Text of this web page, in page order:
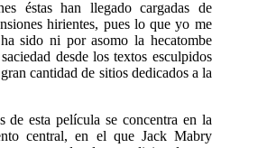
éstas han llegado cargadas de
hirientes, pues lo que yo me
sido ni por asomo la hecatombe
desde los textos esculpidos
cantidad de sitios dedicados a la
esta película se concentra en la
central, en el que Jack Mabry